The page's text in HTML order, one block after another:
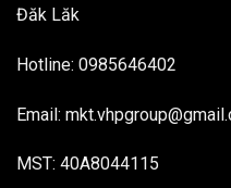
Đăk Lăk
Hotline: 0985646402
Email:
MST: 40A8044115